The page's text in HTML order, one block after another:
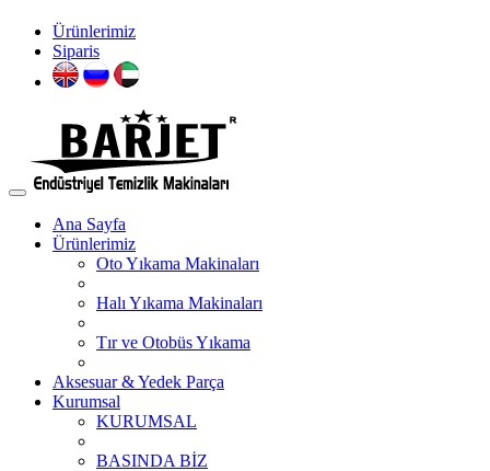
Ürünlerimiz
Siparis
Ana Sayfa
Ürünlerimiz
Oto Yıkama Makinaları
Halı Yıkama Makinaları
Tır ve Otobüs Yıkama
Aksesuar & Yedek Parça
Kurumsal
KURUMSAL
BASINDA BİZ